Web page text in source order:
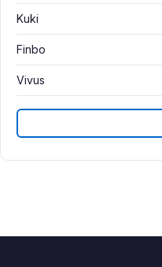
Kuki
Finbo
Vivus